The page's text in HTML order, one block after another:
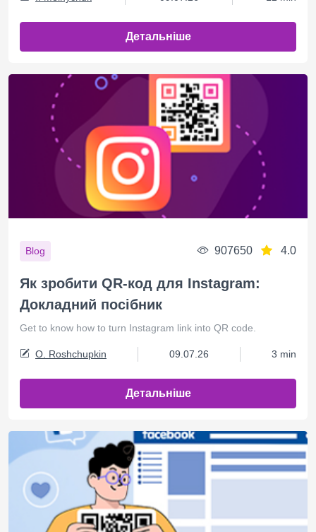
Детальніше
Blog 907650 4.0
Як зробити QR-код для Instagram:
Докладний посібник
Get to know how to turn Instagram link into QR code.
O. Roshchupkin 09.07.26 3 min
Детальніше